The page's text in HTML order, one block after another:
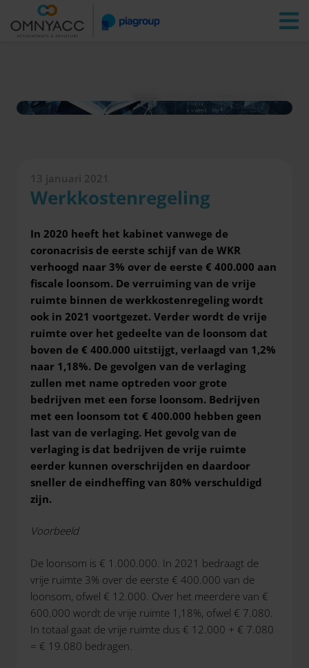
Vestigingen Zoeken
13 januari 2021
Werkkostenregeling
In 2020 heeft het kabinet vanwege de
coronacrisis de eerste schijf van de WKR
verhoogd naar 3% over de eerste € 400.000 aan
fiscale loonsom. De verruiming van de vrije
ruimte binnen de werkkostenregeling wordt
ook in 2021 voortgezet. Verder wordt de vrije
ruimte over het gedeelte van de loonsom dat
boven de € 400.000 uitstijgt, verlaagd van 1,2%
naar 1,18%. De gevolgen van de verlaging
zullen met name optreden voor grote
bedrijven met een forse loonsom. Bedrijven
met een loonsom tot € 400.000 hebben geen
last van de verlaging. Het gevolg van de
verlaging is dat bedrijven de vrije ruimte
eerder kunnen overschrijden en daardoor
sneller de eindheffing van 80% verschuldigd
zijn.
Voorbeeld
De loonsom is € 1.000.000. In 2021 bedraagt de
vrije ruimte 3% over de eerste € 400.000 van de
loonsom, ofwel € 12.000. Over het meerdere van €
600.000 wordt de vrije ruimte 1,18%, ofwel € 7.080.
In totaal gaat de vrije ruimte dus € 12.000 + € 7.080
= € 19.080 bedragen.